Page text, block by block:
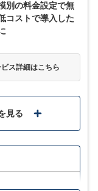
別の料金設定で無
コストで導入した
ス詳細はこちら
見る